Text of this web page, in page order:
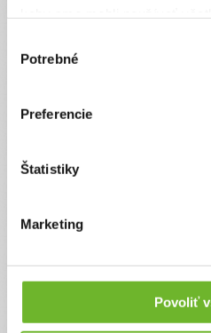
súhlasu
Potrebné
Preferencie
Štatistiky
Marketing
Povoliť
Poďakovanie❤️
Ďakujeme všetkým, ktorí ste dali
pozdravuje a ďakujem úsmevom.